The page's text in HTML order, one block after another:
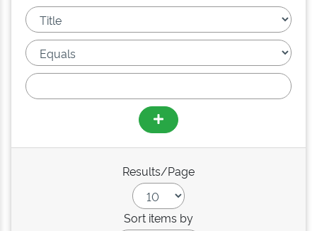
Results/Page
Sort items by